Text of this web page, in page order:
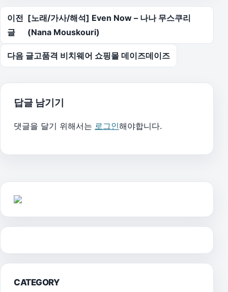
글 탐색
이전
글
[노래/가사/해석] Even Now – 나나 무스쿠리
(Nana Mouskouri)
다음 글고품격 비치웨어 쇼핑몰 데이즈데이즈
답글 남기기
댓글을 달기 위해서는 로그인해야합니다.
CATEGORY